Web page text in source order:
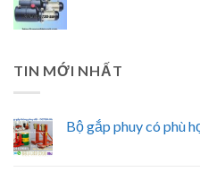
TIN MỚI NHẤT
Bộ gắp phuy có phù